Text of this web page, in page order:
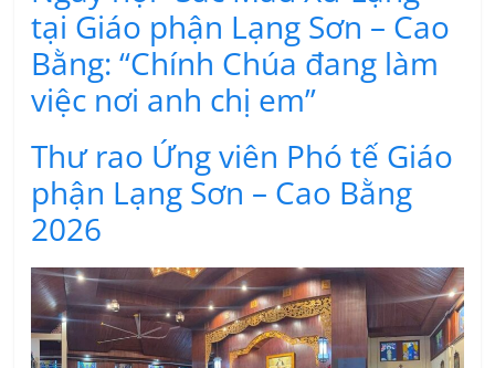
tại Giáo phận Lạng Sơn – Cao
Bằng: “Chính Chúa đang làm
việc nơi anh chị em”
Thư rao Ứng viên Phó tế Giáo
phận Lạng Sơn – Cao Bằng
2026